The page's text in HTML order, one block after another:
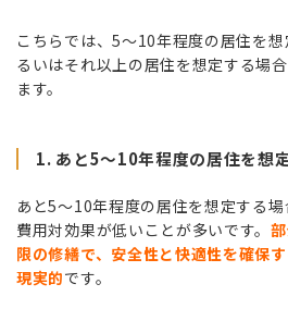
こちらでは、5〜10年程度の居住を
るいはそれ以上の居住を想定する場
ます。
1. あと5～10年程度の居住を想
あと5～10年程度の居住を想定する
費用対効果が低いことが多いです。
限の修繕で、安全性と快適性を確保
現実的です。